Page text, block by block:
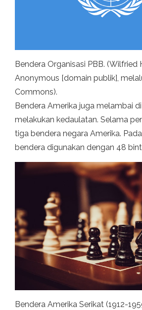
Bendera Organisasi PBB. (Wilfried
Anonymous [domain publik],
Commons).
Bendera Amerika juga melambai
melakukan kedaulatan. Selama
tiga bendera negara Amerika.
bendera digunakan dengan 48
Bendera Amerika Serikat (1912-